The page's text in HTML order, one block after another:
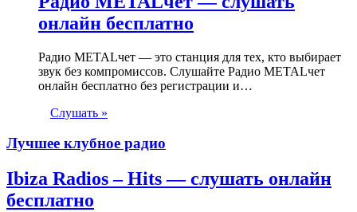
онлайн бесплатно
Радио METALчет — это станция для тех, кто выбирает
звук без компромиссов. Слушайте Радио METALчет
онлайн бесплатно без регистрации и…
Слушать »
Лучшее клубное радио
Ibiza Radios – Hits — слушать онлайн
бесплатно